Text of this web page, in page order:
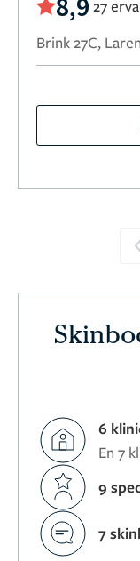
27
Brink 27C, Laren
6
En 7
9
7